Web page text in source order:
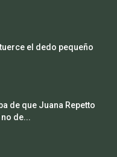
el dedo pequeño
de que Juana Repetto
de...